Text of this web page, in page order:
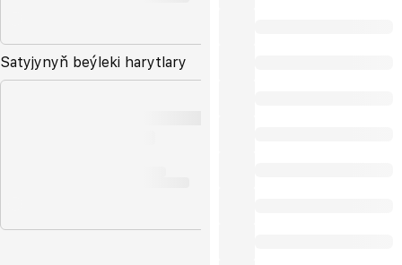
Satyjynyň beýleki harytlary